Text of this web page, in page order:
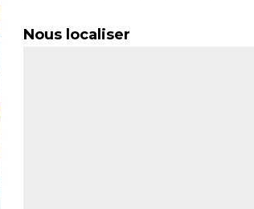
Nous localiser